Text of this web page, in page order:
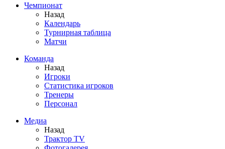
Чемпионат
Назад
Календарь
Турнирная таблица
Матчи
Команда
Назад
Игроки
Статистика игроков
Тренеры
Персонал
Медиа
Назад
Трактор TV